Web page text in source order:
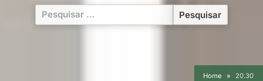
Pesquisar
por:
Home 20.30